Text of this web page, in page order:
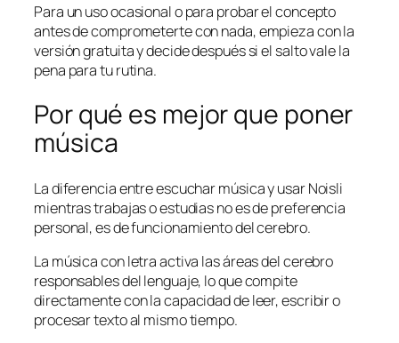
Para un uso ocasional o para probar el concepto
antes de comprometerte con nada, empieza con la
versión gratuita y decide después si el salto vale la
pena para tu rutina.
Por qué es mejor que poner
música
La diferencia entre escuchar música y usar Noisli
mientras trabajas o estudias no es de preferencia
personal, es de funcionamiento del cerebro.
La música con letra activa las áreas del cerebro
responsables del lenguaje, lo que compite
directamente con la capacidad de leer, escribir o
procesar texto al mismo tiempo.